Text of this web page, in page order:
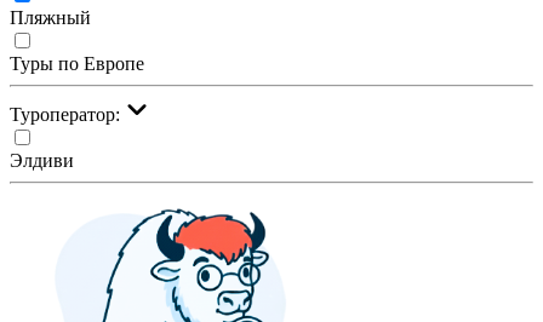
Пляжный
Туры по Европе
Туроператор:
Элдиви